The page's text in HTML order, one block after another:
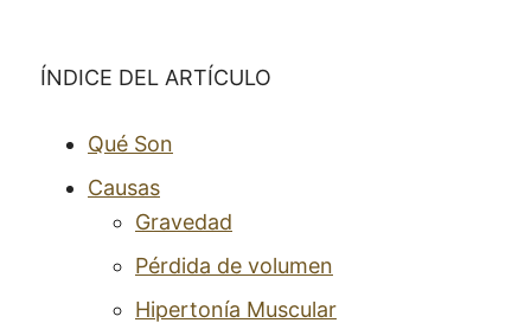
ÍNDICE DEL ARTÍCULO
Qué Son
Causas
Gravedad
Pérdida de volumen
Hipertonía Muscular